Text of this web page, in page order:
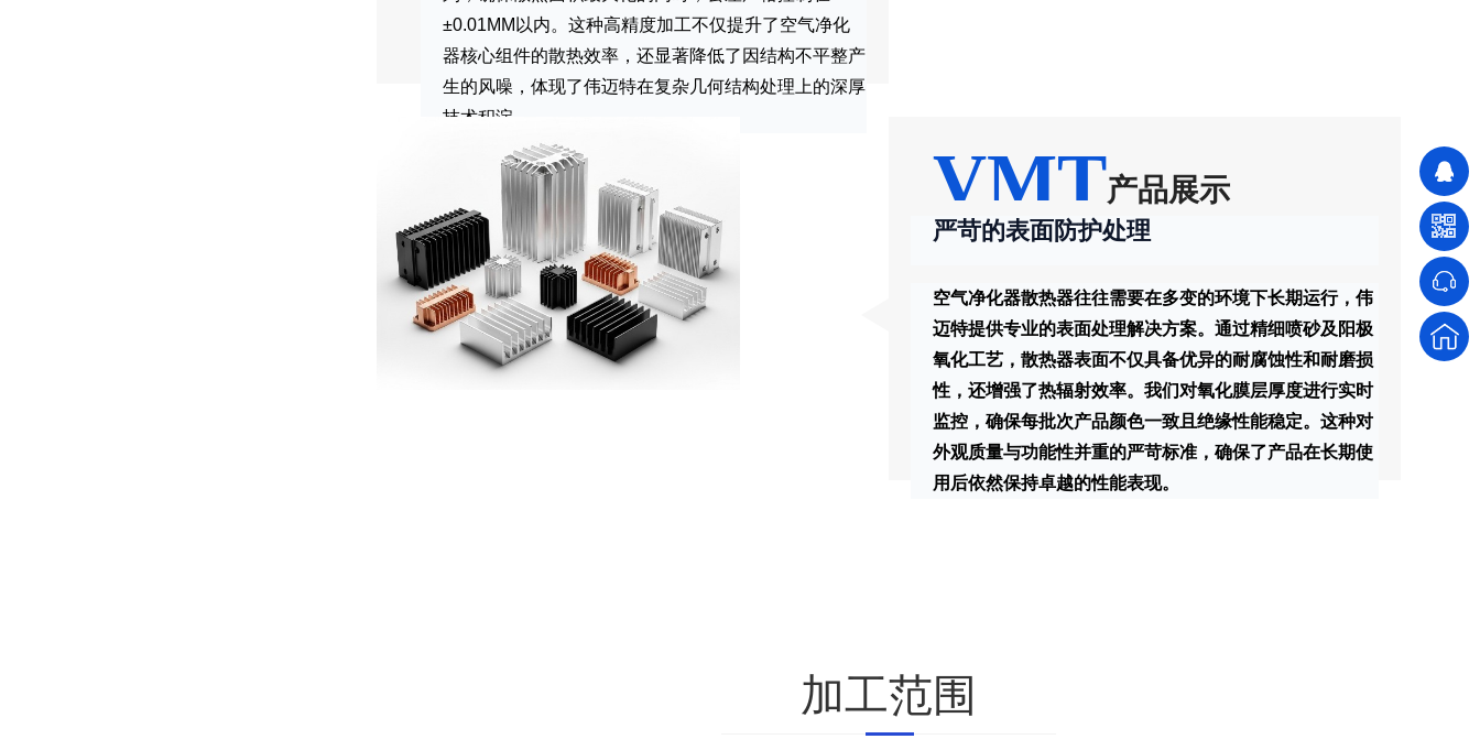
±0.01MM以内。这种高精度加工不仅提升了空气净化
器核心组件的散热效率，还显著降低了因结构不平整产
生的风噪，体现了伟迈特在复杂几何结构处理上的深厚
技术积淀。
VMT产品展示
严苛的表面防护处理
空气净化器散热器往往需要在多变的环境下长期运行，伟
迈特提供专业的表面处理解决方案。通过精细喷砂及阳极
氧化工艺，散热器表面不仅具备优异的耐腐蚀性和耐磨损
性，还增强了热辐射效率。我们对氧化膜层厚度进行实时
监控，确保每批次产品颜色一致且绝缘性能稳定。这种对
外观质量与功能性并重的严苛标准，确保了产品在长期使
用后依然保持卓越的性能表现。
加工范围